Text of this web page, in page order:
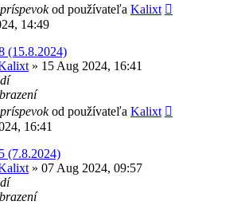
od používateľa Kalixt
14:49
(15.8.2024)
» 15 Aug 2024, 16:41
od používateľa Kalixt
16:41
(7.8.2024)
» 07 Aug 2024, 09:57